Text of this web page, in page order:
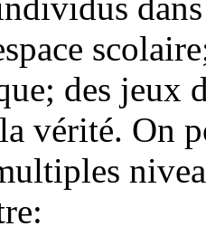
des jeux
vérité. On